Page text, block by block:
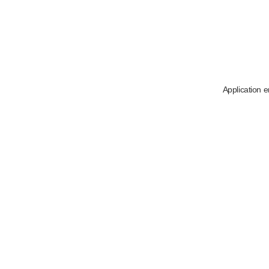
Application